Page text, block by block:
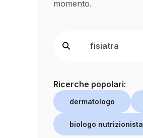
momento.
Ricerche popolari:
dermatologo
biologo nutrizionista